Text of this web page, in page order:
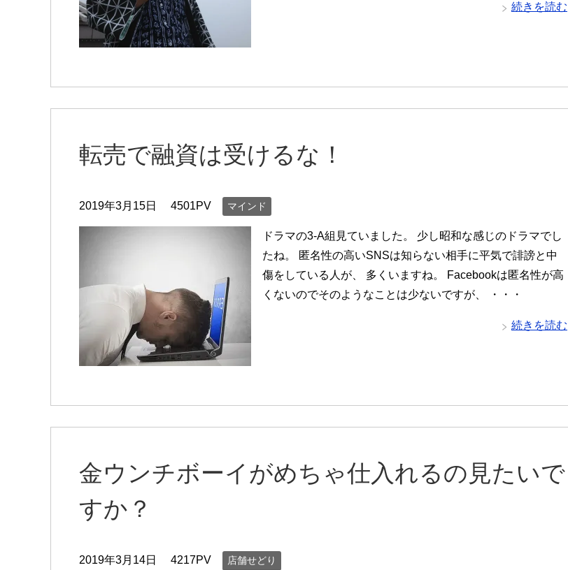
続きを読む
転売で融資は受けるな！
2019年3月15日 4501PV マインド
ドラマの3-A組見ていました。 少し昭和な感じのドラマでし
たね。 匿名性の高いSNSは知らない相手に平気で誹謗と中
傷をしている人が、 多くいますね。 Facebookは匿名性が高
くないのでそのようなことは少ないですが、 ・・・
続きを読む
金ウンチボーイがめちゃ仕入れるの見たいで
すか？
2019年3月14日 4217PV 店舗せどり